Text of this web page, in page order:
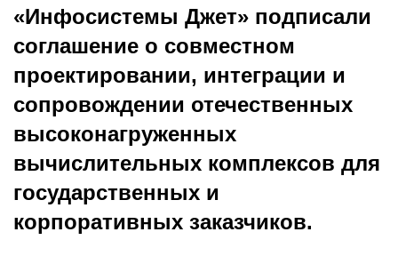
«Инфосистемы Джет» подписали
соглашение о совместном
проектировании, интеграции и
сопровождении отечественных
высоконагруженных
вычислительных комплексов для
государственных и
корпоративных заказчиков.